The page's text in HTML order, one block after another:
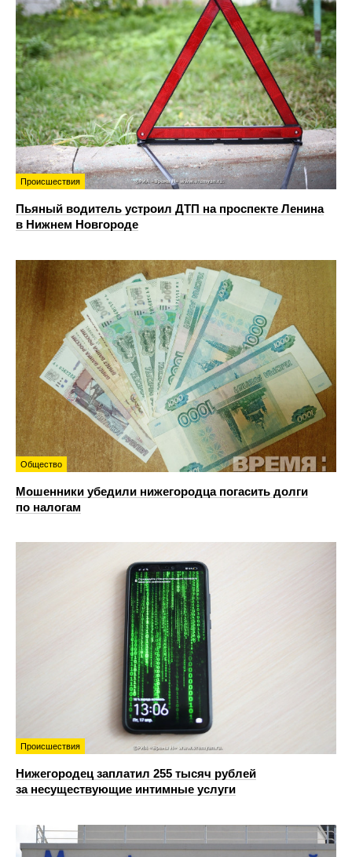
Происшествия
Пьяный водитель устроил ДТП на проспекте Ленина
в Нижнем Новгороде
Общество
Мошенники убедили нижегородца погасить долги
по налогам
Происшествия
Нижегородец заплатил 255 тысяч рублей
за несуществующие интимные услуги